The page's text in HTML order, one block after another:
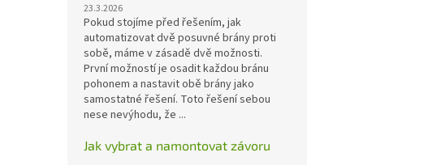
23.3.2026
Pokud stojíme před řešením, jak
automatizovat dvě posuvné brány proti
sobě, máme v zásadě dvě možnosti.
První možností je osadit každou bránu
pohonem a nastavit obě brány jako
samostatné řešení. Toto řešení sebou
nese nevýhodu, že ...
Jak vybrat a namontovat závoru